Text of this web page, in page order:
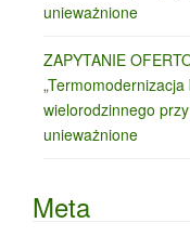
unieważnione
ZAPYTANIE
wielorodzinnego
unieważnione
Meta